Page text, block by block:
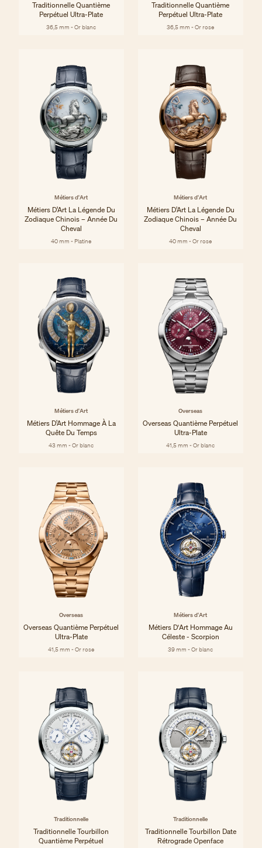
Traditionnelle Quantième
Perpétuel Ultra-Plate
36,5 mm - Or blanc
Traditionnelle Quantième
Perpétuel Ultra-Plate
36,5 mm - Or rose
Métiers d'Art
Métiers D’Art La Légende Du
Zodiaque Chinois – Année Du
Cheval
40 mm - Platine
Métiers d'Art
Métiers D’Art La Légende Du
Zodiaque Chinois – Année Du
Cheval
40 mm - Or rose
Métiers d'Art
Métiers D’Art Hommage À La
Quête Du Temps
43 mm - Or blanc
Overseas
Overseas Quantième Perpétuel
Ultra-Plate
41,5 mm - Or blanc
Overseas
Overseas Quantième Perpétuel
Ultra-Plate
41,5 mm - Or rose
Métiers d'Art
Métiers D'Art Hommage Au
Céleste - Scorpion
39 mm - Or blanc
Traditionnelle
Traditionnelle Tourbillon
Quantième Perpétuel
Traditionnelle
Traditionnelle Tourbillon Date
Rétrograde Openface